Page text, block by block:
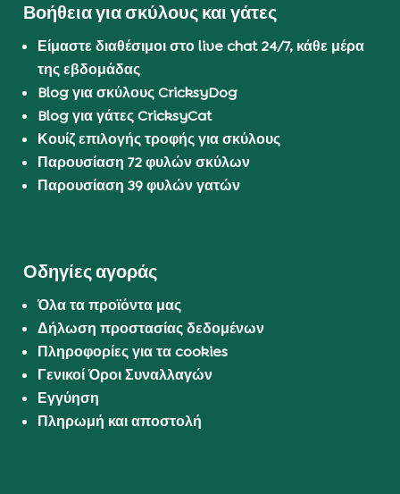
Βοήθεια για σκύλους και γάτες
Είμαστε διαθέσιμοι στο live chat 24/7, κάθε μέρα
της εβδομάδας
Blog για σκύλους CricksyDog
Blog για γάτες CricksyCat
Κουίζ επιλογής τροφής για σκύλους
Παρουσίαση 72 φυλών σκύλων
Παρουσίαση 39 φυλών γατών
Οδηγίες αγοράς
Όλα τα προϊόντα μας
Δήλωση προστασίας δεδομένων
Πληροφορίες για τα cookies
Γενικοί Όροι Συναλλαγών
Εγγύηση
Πληρωμή και αποστολή